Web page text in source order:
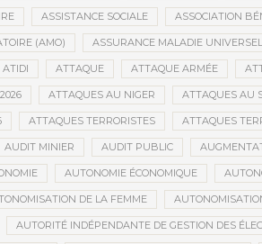
ASSISTANCE SOCIALE ASSOCIATION
(AMO) ASSURANCE MALADIE
ATIDI ATTAQUE ATTAQUE ARMÉE
ATTAQUES AU NIGER ATTAQUES AU
ATTAQUES TERRORISTES ATTAQUES
AUDIT MINIER AUDIT PUBLIC
AUTONOMIE ÉCONOMIQUE
DE LA FEMME
AUTORITÉ INDÉPENDANTE DE GESTION DES